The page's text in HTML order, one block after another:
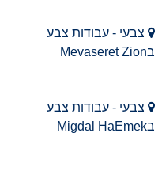
צבעי - עבודות צבע
בMevaseret Zion
צבעי - עבודות צבע
בMigdal HaEmek